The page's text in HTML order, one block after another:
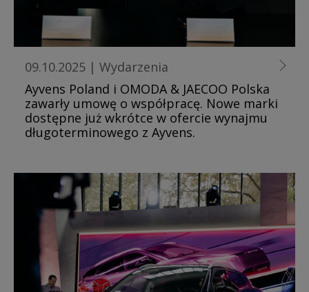
09.10.2025 | Wydarzenia
Ayvens Poland i OMODA & JAECOO Polska
zawarły umowę o współpracę. Nowe marki
dostępne już wkrótce w ofercie wynajmu
długoterminowego z Ayvens.